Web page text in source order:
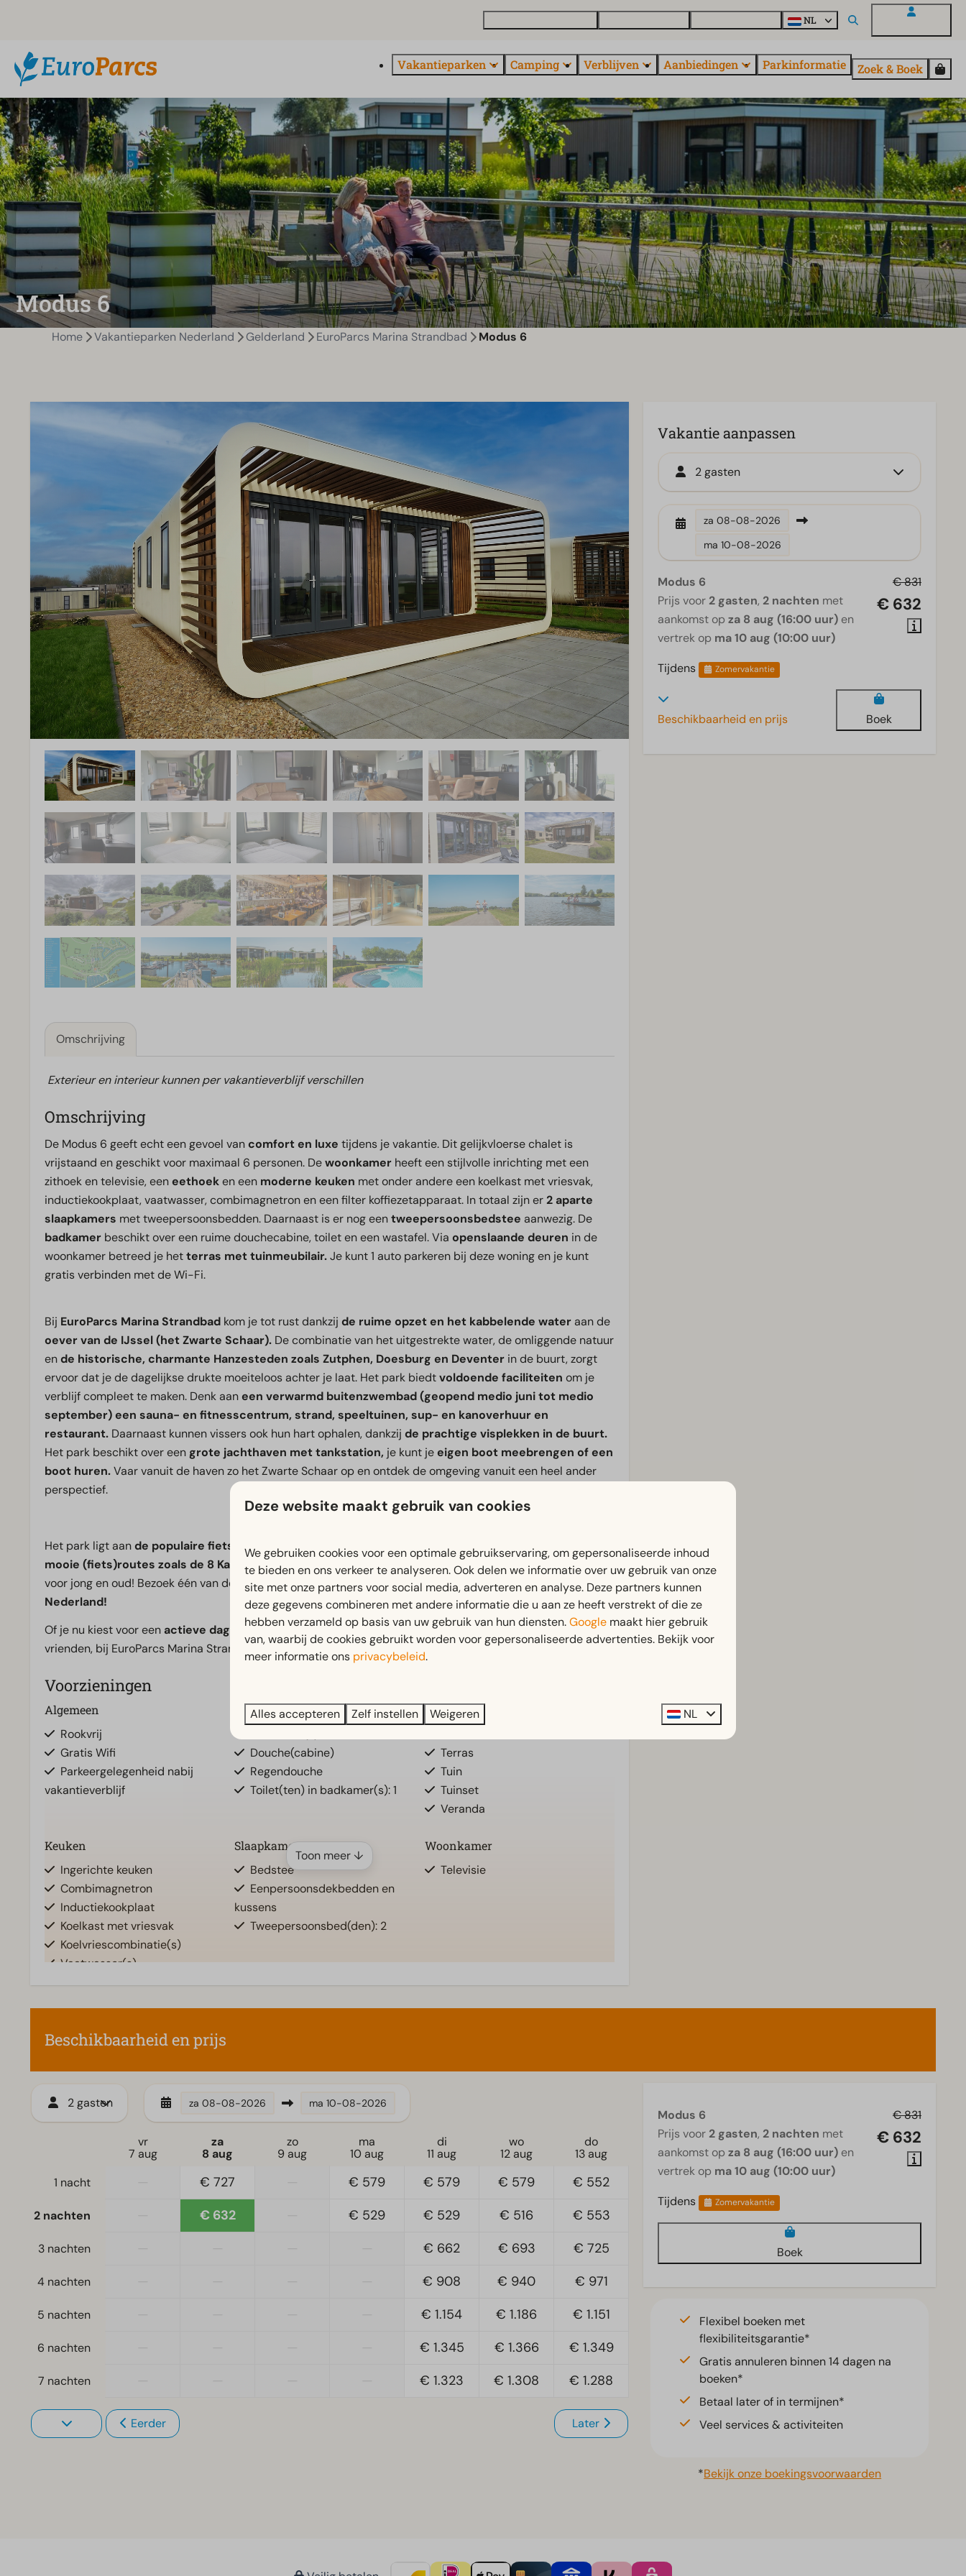
NL
Vakantieparken Camping Verblijven Aanbiedingen Parkinformatie Zoek & Boek
Modus 6
Home Vakantieparken Nederland Gelderland EuroParcs Marina Strandbad Modus 6
Omschrijving
Exterieur en interieur kunnen per vakantieverblijf verschillen
Omschrijving
De Modus 6 geeft echt een gevoel vancomfort en luxe tijdens je vakantie. Dit gelijkvloerse chalet is
vrijstaand en geschikt voor maximaal 6 personen. Dewoonkamer heeft een stijlvolle inrichting met een
zithoek en televisie, eeneethoeken een moderne keuken met onder andere een koelkast met vriesvak,
inductiekookplaat, vaatwasser, combimagnetron en een filter koffiezetapparaat. In totaal zijn er2 aparte
slaapkamers met tweepersoonsbedden. Daarnaast is er nog eentweepersoonsbedstee aanwezig. De
badkamer beschikt over een ruime douchecabine, toilet en een wastafel. Via openslaande deuren in de
woonkamer betreed je hetterras met tuinmeubilair.Je kunt 1 auto parkeren bij deze woning en je kunt
gratis verbinden met de Wi-Fi.
Bij EuroParcs Marina Strandbad kom je tot rust dankzij de ruime opzet en het kabbelende wateraan de
oever van de IJssel (het Zwarte Schaar). De combinatie van het uitgestrekte water, de omliggende natuur
ende historische, charmante Hanzesteden zoals Zutphen, Doesburg en Deventer in de buurt, zorgt
ervoor dat je de dagelijkse drukte moeiteloos achter je laat. Het park biedtvoldoende faciliteiten om je
verblijf compleet te maken. Denk aaneen verwarmd buitenzwembad (geopend medio juni tot medio
september) een sauna- en fitnesscentrum, strand, speeltuinen, sup- en kanoverhuur en
restaurant. Daarnaast kunnen vissers ook hun hart ophalen, dankzij de prachtige visplekken in de buurt.
Het park beschikt over een grote jachthaven met tankstation, je kunt jeeigen boot meebrengen of een
boot huren.Vaar vanuit de haven zo het Zwarte Schaar op en ontdek de omgeving vanuit een heel ander
perspectief.
Het park ligt aande populaire fietsroute Nationaal Park Veluwezoom
en in de buurt van nog veel meer
mooie (fiets)routes zoals de 8 Kastelenroute. In de buurt zijn genoeg mogelijkheden voor een dagje uit
voor jong en oud! Bezoek één van de Hanzesteden en vergeet ook Bronkhorstniet,het kleinste stadje van
Nederland!
Of je nu kiest voor een actieve dag in de natuur, een ontspannen vaartochtof quality time met familie en
vrienden, bij EuroParcs Marina Strandbad maak je herinneringen die nog lang bijblijven.
Voorzieningen
Algemeen
Rookvrij
Gratis Wifi
Parkeergelegenheid nabij
vakantieverblijf
Badkamer
Douche(cabine)
Regendouche
Toilet(ten) in badkamer(s): 1
Buiten
Terras
Tuin
Tuinset
Veranda
Keuken
Ingerichte keuken
Combimagnetron
Inductiekookplaat
Koelkast met vriesvak
Koelvriescombinatie(s)
Vaatwasser(s)
Waterkoker
Slaapkamer
Bedstee
Eenpersoonsdekbedden en
kussens
Tweepersoonsbed(den): 2
Woonkamer
Televisie
Toon meer ↓
Vakantie aanpassen
2 gasten
za 08-08-2026
ma 10-08-2026
€ 831
€ 632
Modus 6
Prijs voor 2 gasten, 2 nachten met
aankomst opza 8 aug (16:00 uur) en
vertrek op ma 10 aug (10:00 uur)
Tijdens
Zomervakantie
Beschikbaarheid en prijs Boek
Beschikbaarheid en prijs
2 gasten za 08-08-2026 ma 10-08-2026
vr
7 aug
za
8 aug
zo
9 aug
ma
10 aug
di
11 aug
wo
12 aug
do
13 aug
1 nacht
€ 727 € 579 € 579 € 579 € 552
2 nachten € 632 € 529 € 529 € 516 € 553
3 nachten € 662 € 693 € 725
4 nachten € 908 € 940 € 971
5 nachten € 1.154 € 1.186 € 1.151
6 nachten € 1.345 € 1.366 € 1.349
7 nachten € 1.323 € 1.308 € 1.288
Eerder Later
€ 831
€ 632
Modus 6
Prijs voor 2 gasten, 2 nachten met
aankomst opza 8 aug (16:00 uur) en
vertrek op ma 10 aug (10:00 uur)
Tijdens
Zomervakantie
Boek
Flexibel boeken met
flexibiliteitsgarantie*
Gratis annuleren binnen 14 dagen na
boeken*
Betaal later of in termijnen*
Veel services & activiteiten
*Bekijk onze boekingsvoorwaarden
Deze website maakt gebruik van cookies
We gebruiken cookies voor een optimale gebruikservaring, om gepersonaliseerde inhoud
te bieden en ons verkeer te analyseren. Ook delen we informatie over uw gebruik van onze
site met onze partners voor social media, adverteren en analyse. Deze partners kunnen
deze gegevens combineren met andere informatie die u aan ze heeft verstrekt of die ze
hebben verzameld op basis van uw gebruik van hun diensten.Google maakt hier gebruik
van, waarbij de cookies gebruikt worden voor gepersonaliseerde advertenties. Bekijk voor
meer informatie ons privacybeleid.
Alles accepteren Zelf instellen Weigeren NL